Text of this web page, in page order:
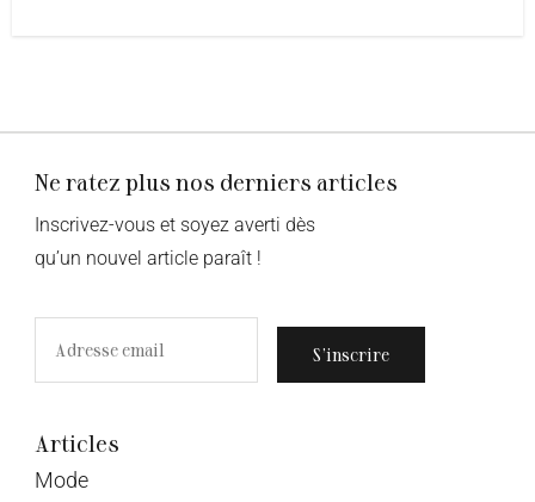
Ne ratez plus nos derniers articles
Inscrivez-vous et soyez averti dès
qu’un nouvel article paraît !
S’inscrire
Articles
Mode